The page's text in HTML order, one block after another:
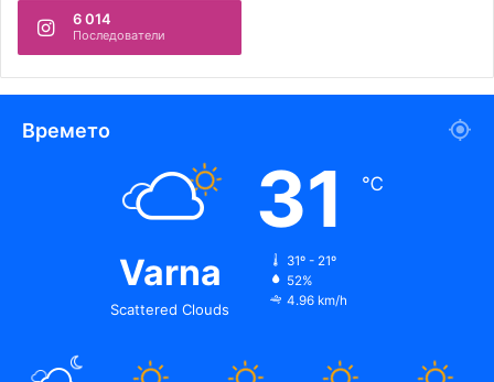
6 014
Последователи
Времето
Varna
Scattered Clouds
31 ℃
31º - 21º
52%
4.96 km/h